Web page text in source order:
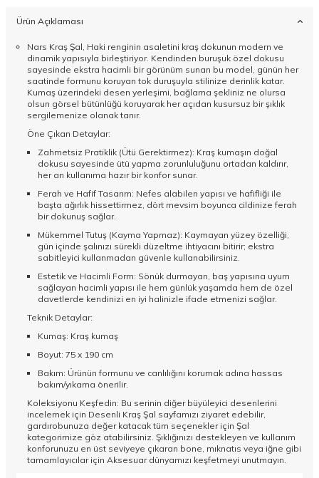
Ürün Açıklaması
Nars Kraş Şal, Haki renginin asaletini kraş dokunun modern ve
dinamik yapısıyla birleştiriyor. Kendinden buruşuk özel dokusu
sayesinde ekstra hacimli bir görünüm sunan bu model, günün her
saatinde formunu koruyan tok duruşuyla stilinize derinlik katar.
Kumaş üzerindeki desen yerleşimi, bağlama şekliniz ne olursa
olsun görsel bütünlüğü koruyarak her açıdan kusursuz bir şıklık
sergilemenize olanak tanır.
Öne Çıkan Detaylar:
Zahmetsiz Pratiklik (Ütü Gerektirmez): Kraş kumaşın doğal
dokusu sayesinde ütü yapma zorunluluğunu ortadan kaldırır,
her an kullanıma hazır bir konfor sunar.
Ferah ve Hafif Tasarım: Nefes alabilen yapısı ve hafifliği ile
başta ağırlık hissettirmez, dört mevsim boyunca cildinize ferah
bir dokunuş sağlar.
Mükemmel Tutuş (Kayma Yapmaz): Kaymayan yüzey özelliği,
gün içinde şalınızı sürekli düzeltme ihtiyacını bitirir; ekstra
sabitleyici kullanmadan güvenle kullanabilirsiniz.
Estetik ve Hacimli Form: Sönük durmayan, baş yapısına uyum
sağlayan hacimli yapısı ile hem günlük yaşamda hem de özel
davetlerde kendinizi en iyi halinizle ifade etmenizi sağlar.
Teknik Detaylar:
Kumaş: Kraş kumaş
Boyut: 75 x 190 cm
Bakım: Ürünün formunu ve canlılığını korumak adına hassas
bakım/yıkama önerilir.
Koleksiyonu Keşfedin: Bu serinin diğer büyüleyici desenlerini
incelemek için Desenli Kraş Şal sayfamızı ziyaret edebilir,
gardırobunuza değer katacak tüm seçenekler için Şal
kategorimize göz atabilirsiniz. Şıklığınızı destekleyen ve kullanım
konforunuzu en üst seviyeye çıkaran bone, mıknatıs veya iğne gibi
tamamlayıcılar için Aksesuardünyamızı keşfetmeyi unutmayın.